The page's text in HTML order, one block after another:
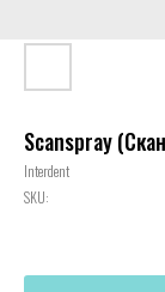
Scanspray
Interdent
SKU: